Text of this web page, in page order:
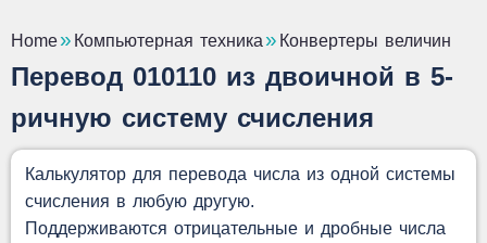
Home Компьютерная техника Конвертеры величин
Перевод 010110 из двоичной в 5-
ричную систему счисления
Калькулятор для перевода числа из одной системы
счисления в любую другую.
Поддерживаются отрицательные и дробные числа